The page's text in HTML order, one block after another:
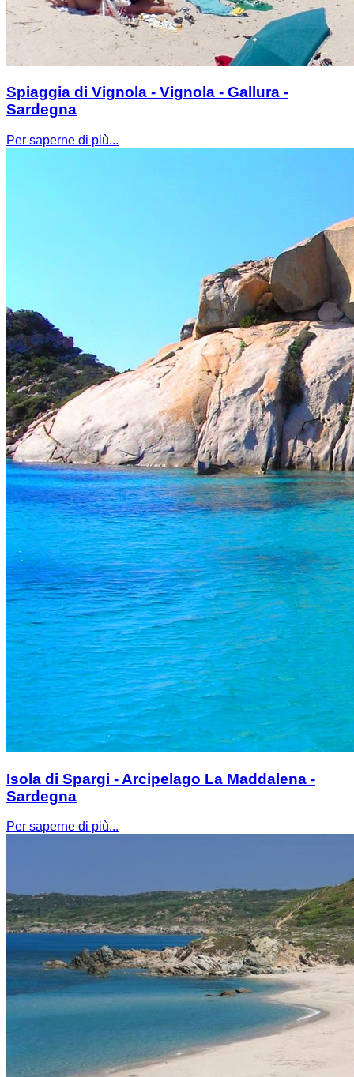
Spiaggia di Vignola - Vignola - Gallura -
Sardegna
Per saperne di più...
Isola di Spargi - Arcipelago La Maddalena -
Sardegna
Per saperne di più...